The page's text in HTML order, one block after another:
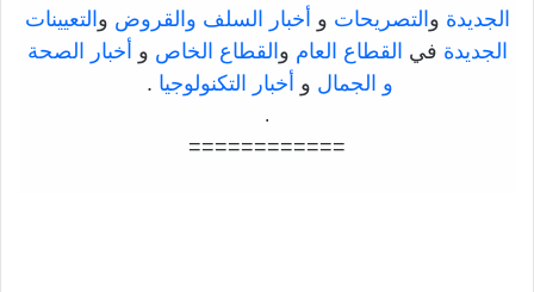
الجديدة و التصريحات و أخبار السلف والقروض و التعيينات
الجديدة في القطاع العام و القطاع الخاص و أخبار الصحة
و الجمال و أخبار التكنولوجيا .
.
============